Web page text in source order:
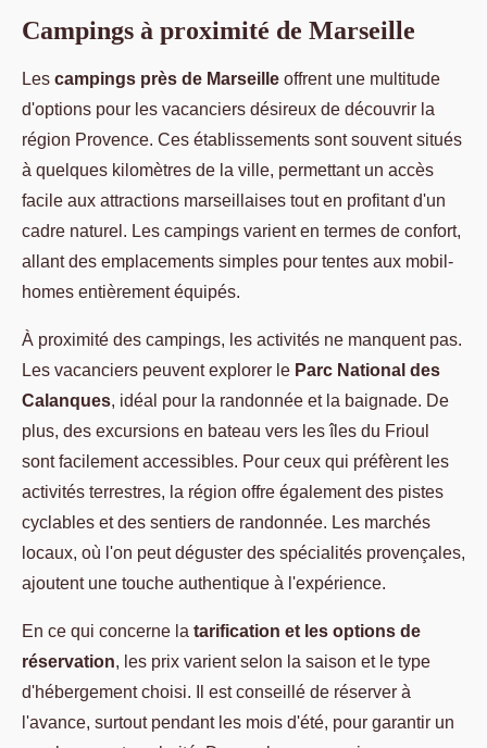
Campings à proximité de Marseille
Les campings près de Marseille offrent une multitude
d'options pour les vacanciers désireux de découvrir la
région Provence. Ces établissements sont souvent situés
à quelques kilomètres de la ville, permettant un accès
facile aux attractions marseillaises tout en profitant d'un
cadre naturel. Les campings varient en termes de confort,
allant des emplacements simples pour tentes aux mobil-
homes entièrement équipés.
À proximité des campings, les activités ne manquent pas.
Les vacanciers peuvent explorer le Parc National des
Calanques, idéal pour la randonnée et la baignade. De
plus, des excursions en bateau vers les îles du Frioul
sont facilement accessibles. Pour ceux qui préfèrent les
activités terrestres, la région offre également des pistes
cyclables et des sentiers de randonnée. Les marchés
locaux, où l'on peut déguster des spécialités provençales,
ajoutent une touche authentique à l'expérience.
En ce qui concerne la tarification et les options de
réservation, les prix varient selon la saison et le type
d'hébergement choisi. Il est conseillé de réserver à
l'avance, surtout pendant les mois d'été, pour garantir un